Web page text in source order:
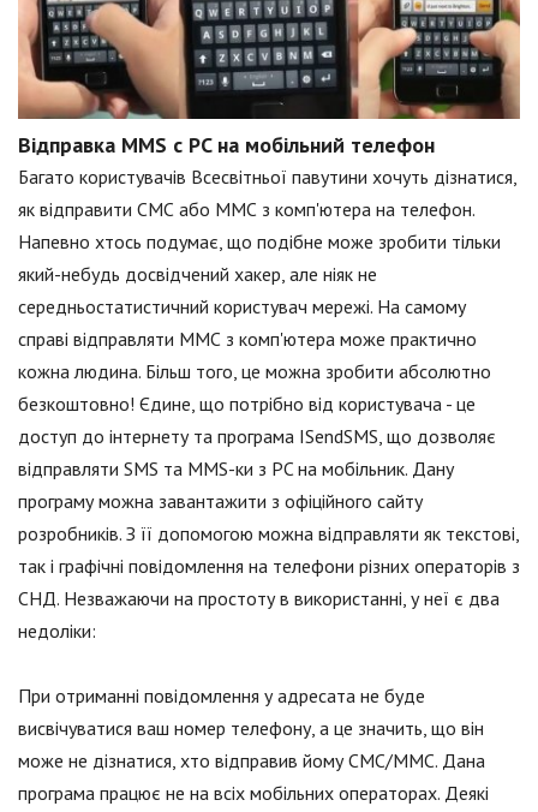
Відправка MMS c PC на мобільний телефон
Багато користувачів Всесвітньої павутини хочуть дізнатися,
як відправити СМС або ММС з комп'ютера на телефон.
Напевно хтось подумає, що подібне може зробити тільки
який-небудь досвідчений хакер, але ніяк не
середньостатистичний користувач мережі. На самому
справі відправляти ММС з комп'ютера може практично
кожна людина. Більш того, це можна зробити абсолютно
безкоштовно! Єдине, що потрібно від користувача - це
доступ до інтернету та програма ISendSMS, що дозволяє
відправляти SMS та MMS-ки з PC на мобільник. Дану
програму можна завантажити з офіційного сайту
розробників. З її допомогою можна відправляти як текстові,
так і графічні повідомлення на телефони різних операторів з
СНД. Незважаючи на простоту в використанні, у неї є два
недоліки:
При отриманні повідомлення у адресата не буде
висвічуватися ваш номер телефону, а це значить, що він
може не дізнатися, хто відправив йому СМС/ММС. Дана
програма працює не на всіх мобільних операторах. Деякі